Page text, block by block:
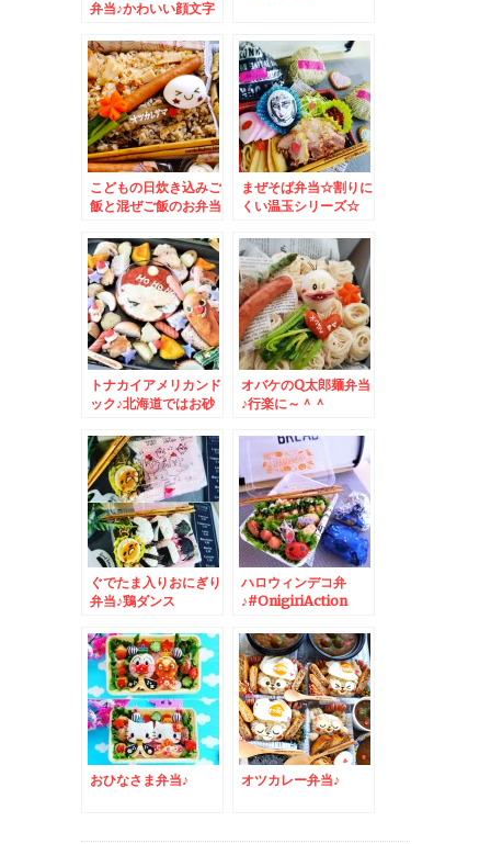
弁当♪かわいい顔文字
こどもの日炊き込みご
飯と混ぜご飯のお弁当
まぜそば弁当☆割りに
くい温玉シリーズ☆
トナカイアメリカンド
ック♪北海道ではお砂
ック
オバケのQ太郎麺弁当
♪行楽に～＾＾
ぐでたま入りおにぎり
弁当♪鶏ダンス
ハロウィンデコ弁
♪#OnigiriAction
おひなさま弁当♪ オツカレー弁当♪